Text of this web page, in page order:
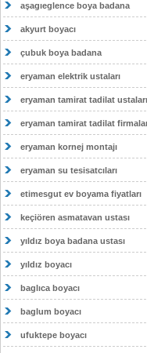
aşagıeglence boya badana
akyurt boyacı
çubuk boya badana
eryaman elektrik ustaları
eryaman tamirat tadilat ustaları
eryaman tamirat tadilat
eryaman kornej montajı
eryaman su tesisatcıları
etimesgut ev boyama fiyatları
keçiören asmatavan ustası
yıldız boya badana ustası
yıldız boyacı
baglıca boyacı
baglum boyacı
ufuktepe boyacı